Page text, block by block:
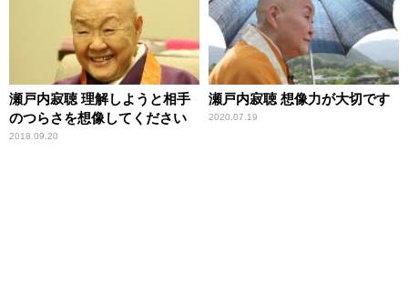
瀬戸内寂聴 理解しようと相手
のつらさを想像してください
2018.09.20
瀬戸内寂聴 想像力が大切です
2020.07.19